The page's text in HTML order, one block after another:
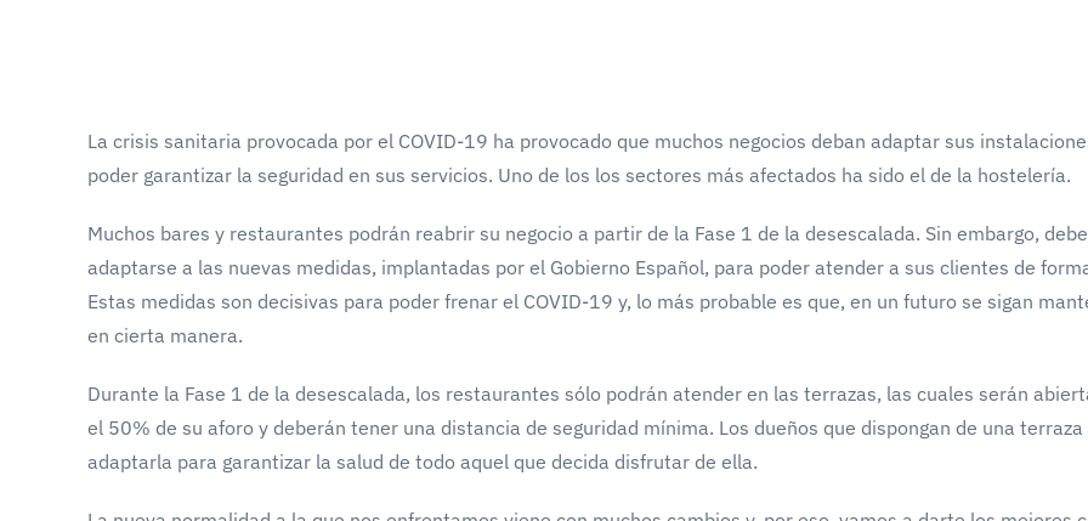
La crisis sanitaria provocada por el COVID-19 ha provocado que muchos negocios deban adaptar sus
poder garantizar la seguridad en sus servicios. Uno de los los sectores más afectados ha sido el de la hostelería.
Muchos bares y restaurantes podrán reabrir su negocio a partir de la Fase 1 de la desescalada. Sin embargo,
adaptarse a las nuevas medidas, implantadas por el Gobierno Español, para poder atender a sus clientes de
Estas medidas son decisivas para poder frenar el COVID-19 y, lo más probable es que, en un futuro se sigan
en cierta manera.
Durante la Fase 1 de la desescalada, los restaurantes sólo podrán atender en las terrazas, las cuales serán
el 50% de su aforo y deberán tener una distancia de seguridad mínima. Los dueños que dispongan de una
adaptarla para garantizar la salud de todo aquel que decida disfrutar de ella.